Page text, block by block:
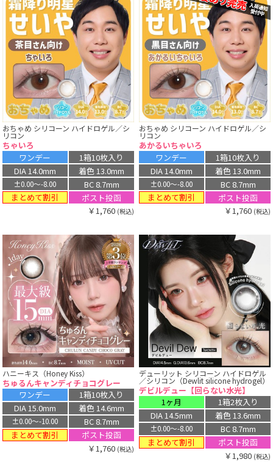
おちゃめ シリコーン ハイドロゲル／シ
リコン
ちゃいろ
ワンデー
1箱10枚入り
DIA 14.0mm
着色 13.0mm
±0.00〜-8.00
BC 8.7mm
まとめて割引
ポスト投函
￥1,760 (税込)
おちゃめ シリコーン ハイドロゲル／シ
リコン
あかるいちゃいろ
ワンデー
1箱10枚入り
DIA 14.0mm
着色 13.0mm
±0.00〜-8.00
BC 8.7mm
まとめて割引
ポスト投函
￥1,760 (税込)
ハニーキス（Honey Kiss）
ちゅるんキャンディチョコグレー
ワンデー
1箱10枚入り
DIA 15.0mm
着色 14.6mm
±0.00〜-10.00
BC 8.7mm
まとめて割引
ポスト投函
￥1,760 (税込)
デューリット シリコーン ハイドロゲル
／シリコン（Dewlit silicone hydrogel）
デビルデュー【回らない水光】
1ヶ月
1箱2枚入り
DIA 14.5mm
着色 13.6mm
±0.00〜-8.00
BC 8.7mm
まとめて割引
ポスト投函
￥1,980 (税込)